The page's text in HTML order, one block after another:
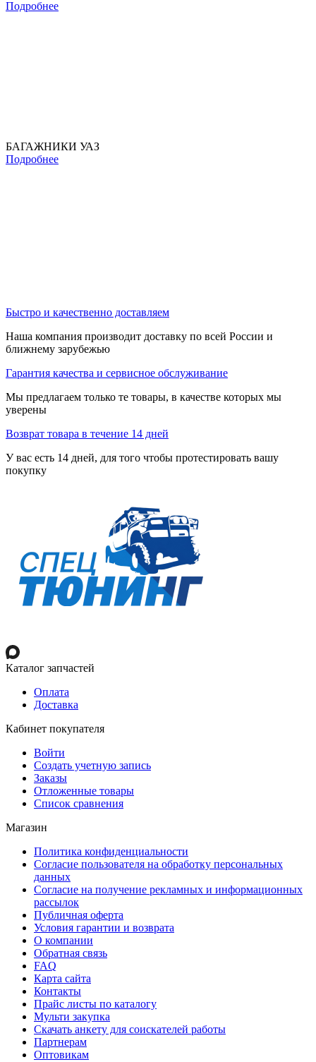
Подробнее
БАГАЖНИКИ УАЗ
Подробнее
Быстро и качественно доставляем
Наша компания производит доставку по всей России и
ближнему зарубежью
Гарантия качества и сервисное обслуживание
Мы предлагаем только те товары, в качестве которых мы
уверены
Возврат товара в течение 14 дней
У вас есть 14 дней, для того чтобы протестировать вашу
покупку
Каталог запчастей
Оплата
Доставка
Кабинет покупателя
Войти
Создать учетную запись
Заказы
Отложенные товары
Список сравнения
Магазин
Политика конфиденциальности
Согласие пользователя на обработку персональных
данных
Согласие на получение рекламных и информационных
рассылок
Публичная оферта
Условия гарантии и возврата
О компании
Обратная связь
FAQ
Карта сайта
Контакты
Прайс листы по каталогу
Мульти закупка
Скачать анкету для соискателей работы
Партнерам
Оптовикам